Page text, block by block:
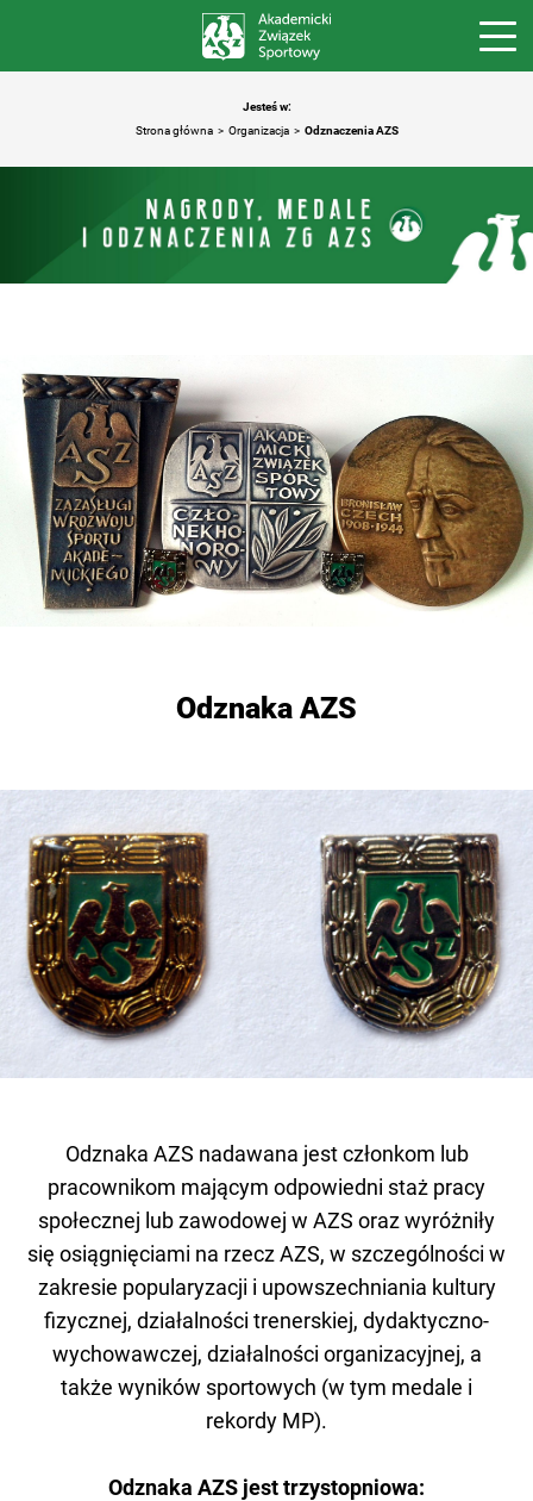
Jesteś w:
Strona główna
Organizacja Odznaczenia AZS
Odznaka AZS
Odznaka AZS nadawana jest członkom lub
pracownikom mającym odpowiedni staż pracy
społecznej lub zawodowej w AZS oraz wyróżniły
się osiągnięciami na rzecz AZS, w szczególności w
zakresie popularyzacji i upowszechniania kultury
fizycznej, działalności trenerskiej, dydaktyczno-
wychowawczej, działalności organizacyjnej, a
także wyników sportowych (w tym medale i
rekordy MP).
Odznaka AZS jest trzystopniowa: